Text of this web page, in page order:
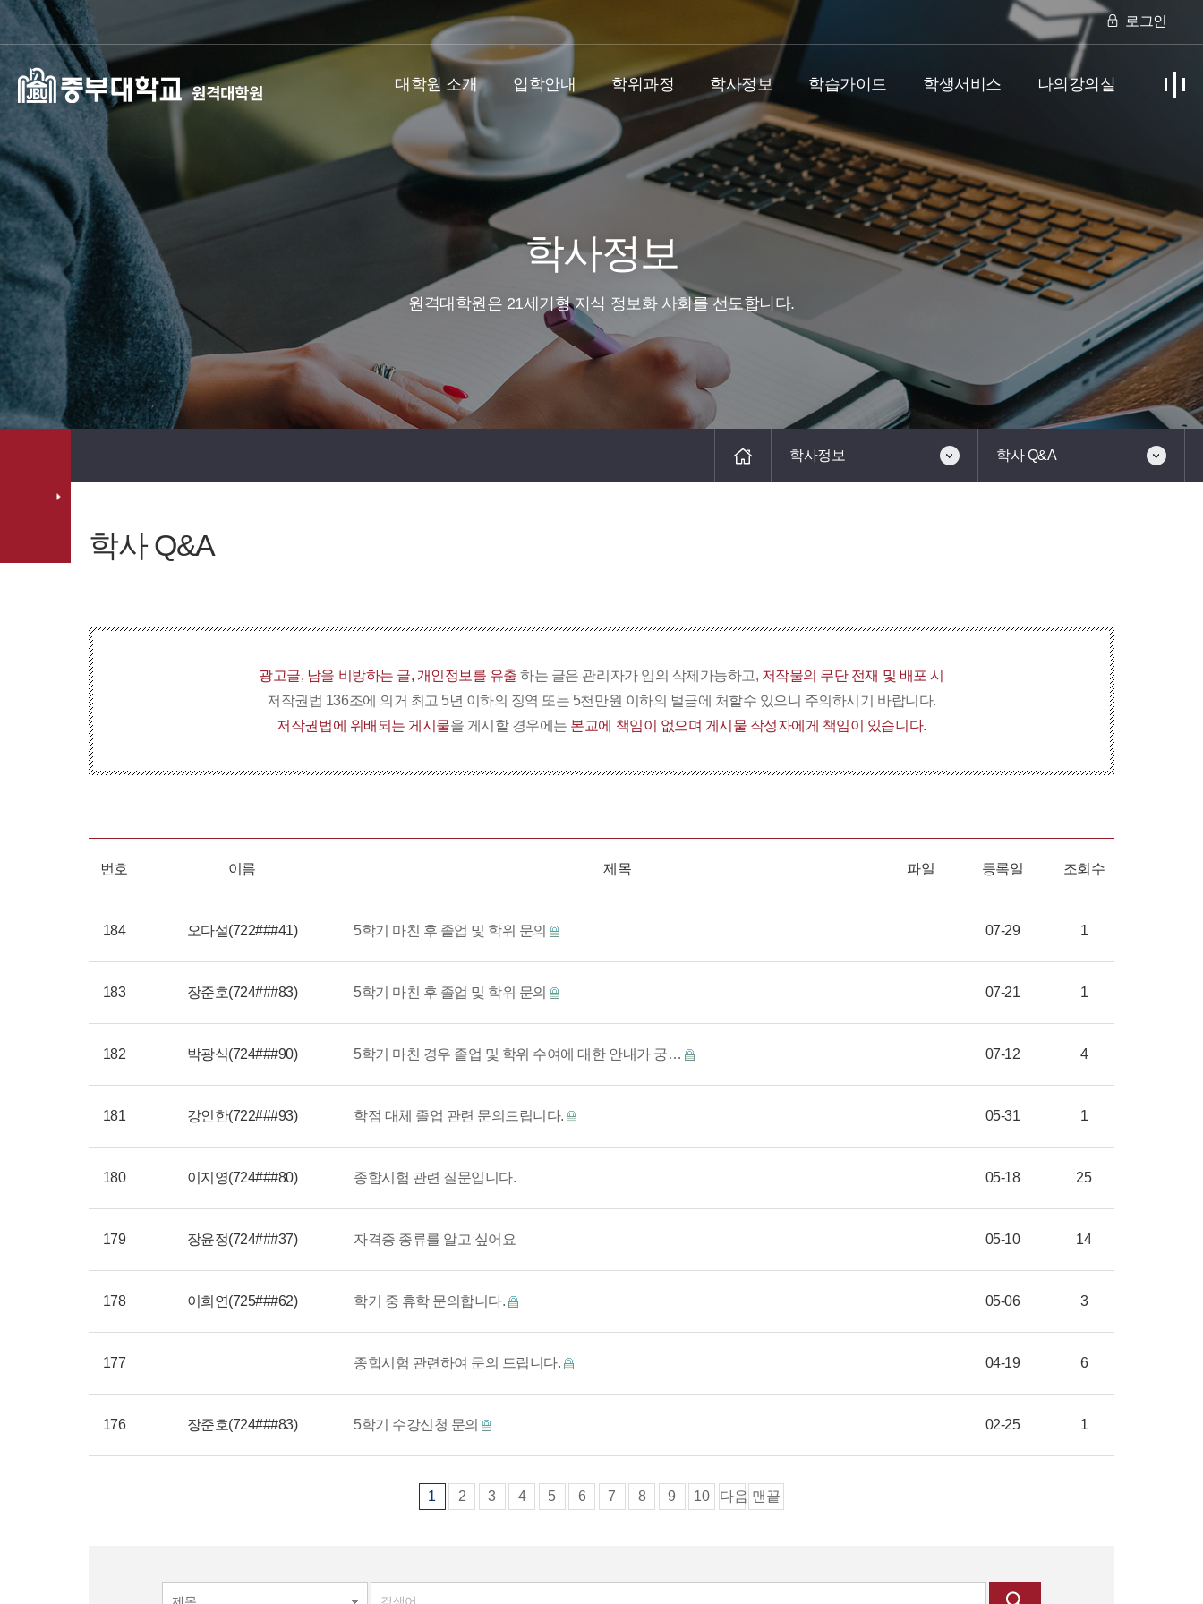
로그인
대학원 소개 입학안내 학위과정 학사정보 학습가이드 학생서비스 나의강의실
학사정보
원격대학원은 21세기형 지식 정보화 사회를 선도합니다.
학사정보 학사 Q&A
학사 Q&A
광고글, 남을 비방하는 글, 개인정보를 유출 하는 글은 관리자가 임의 삭제가능하고, 저작물의 무단 전재 및 배포 시
저작권법 136조에 의거 최고 5년 이하의 징역 또는 5천만원 이하의 벌금에 처할수 있으니 주의하시기 바랍니다.
저작권법에 위배되는 게시물을 게시할 경우에는 본교에 책임이 없으며 게시물 작성자에게 책임이 있습니다.
번호 이름 제목 파일 등록일 조회수
184 오다설(722###41) 5학기 마친 후 졸업 및 학위 문의 07-29 1
183 장준호(724###83) 5학기 마친 후 졸업 및 학위 문의 07-21 1
182 박광식(724###90) 5학기 마친 경우 졸업 및 학위 수여에 대한 안내가 궁… 07-12 4
181 강인한(722###93) 학점 대체 졸업 관련 문의드립니다. 05-31 1
180 이지영(724###80) 종합시험 관련 질문입니다. 05-18 25
179 장윤정(724###37) 자격증 종류를 알고 싶어요 05-10 14
178 이희연(725###62) 학기 중 휴학 문의합니다. 05-06 3
177 종합시험 관련하여 문의 드립니다. 04-19 6
176 장준호(724###83) 5학기 수강신청 문의 02-25 1
1 2 3 4 5 6 7 8 9 10 다음 맨끝